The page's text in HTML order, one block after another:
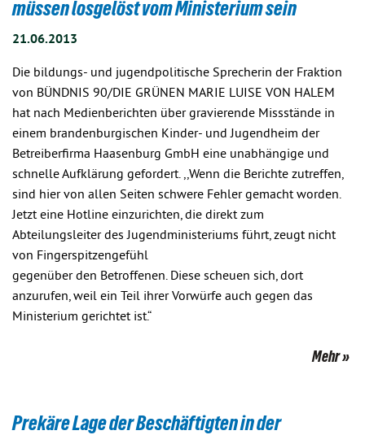
müssen losgelöst vom Ministerium sein
21.06.2013
Die bildungs- und jugendpolitische Sprecherin der Fraktion
von BÜNDNIS 90/DIE GRÜNEN MARIE LUISE VON HALEM
hat nach Medienberichten über gravierende Missstände in
einem brandenburgischen Kinder- und Jugendheim der
Betreiberfirma Haasenburg GmbH eine unabhängige und
schnelle Aufklärung gefordert. ,,Wenn die Berichte zutreffen,
sind hier von allen Seiten schwere Fehler gemacht worden.
Jetzt eine Hotline einzurichten, die direkt zum
Abteilungsleiter des Jugendministeriums führt, zeugt nicht
von Fingerspitzengefühl
gegenüber den Betroffenen. Diese scheuen sich, dort
anzurufen, weil ein Teil ihrer Vorwürfe auch gegen das
Ministerium gerichtet ist.“
Mehr
Prekäre Lage der Beschäftigten in der